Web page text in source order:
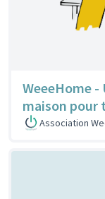
WeeeHome
maison pour
Association